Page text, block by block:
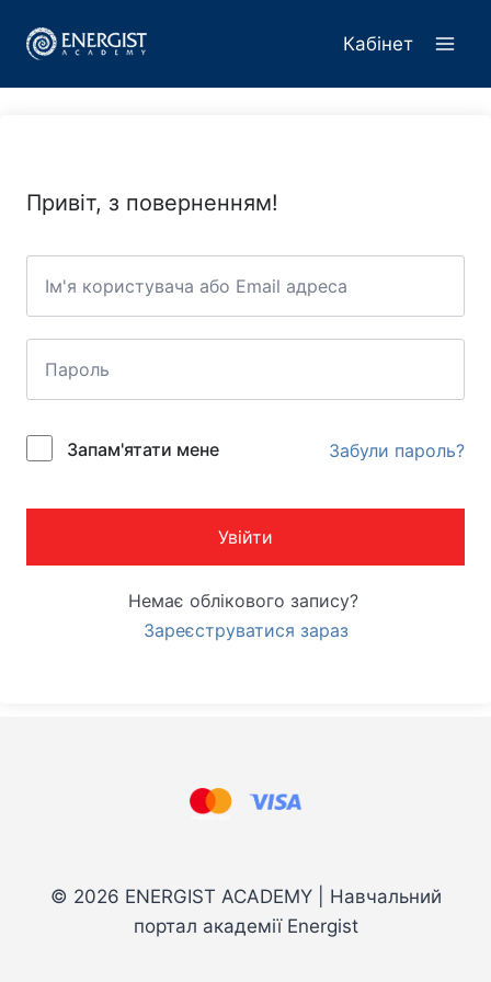
Кабінет
Привіт, з поверненням!
Запам'ятати мене Забули пароль?
Увійти
Немає облікового запису?
Зареєструватися зараз
© 2026 ENERGIST ACADEMY | Навчальний
портал академії Energist